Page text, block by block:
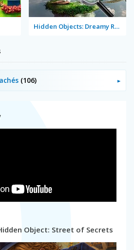
Hidden Objects: Dreamy Realm
(106)
Object: Street of Secrets